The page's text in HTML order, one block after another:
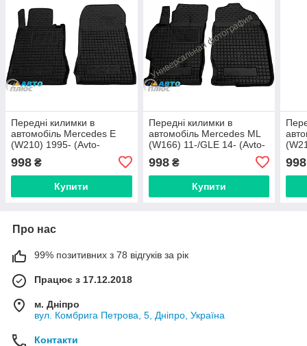
Передні килимки в
автомобіль Mercedes E
(W210) 1995- (Avto-
998 ₴
Купити
Передні килимки в
автомобіль Mercedes ML
(W166) 11-/GLE 14- (Avto-
998₴
Купити
998
Про нас
99% позитивних з 78 відгуків за рік
Працює з 17.12.2018
м. Дніпро
вул. Комбрига Петрова, 5, Дніпро, Україна
Контакти